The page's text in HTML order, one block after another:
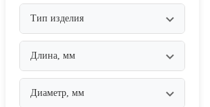
Тип изделия
Длина, мм
Диаметр, мм